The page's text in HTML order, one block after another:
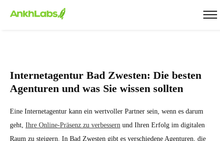
Internetagentur Bad Zwesten: Die besten
Agenturen und was Sie wissen sollten
Eine Internetagentur kann ein wertvoller Partner sein, wenn es darum
geht, Ihre Online-Präsenz zu verbessern und Ihren Erfolg im digitalen
Raum zu steigern. In Bad Zwesten gibt es verschiedene Agenturen, die